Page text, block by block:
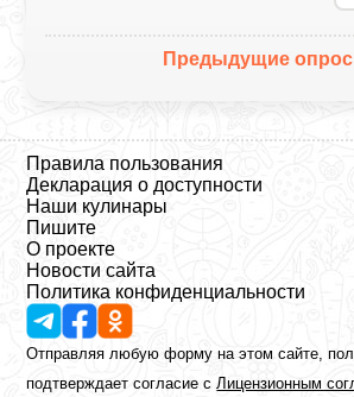
Предыдущие
Правила пользования
Декларация о доступности
Наши кулинары
Пишите
О проекте
Новости сайта
Политика конфиденциальности
Отправляя любую форму на этом сайте,
подтверждает согласие сЛицензионным